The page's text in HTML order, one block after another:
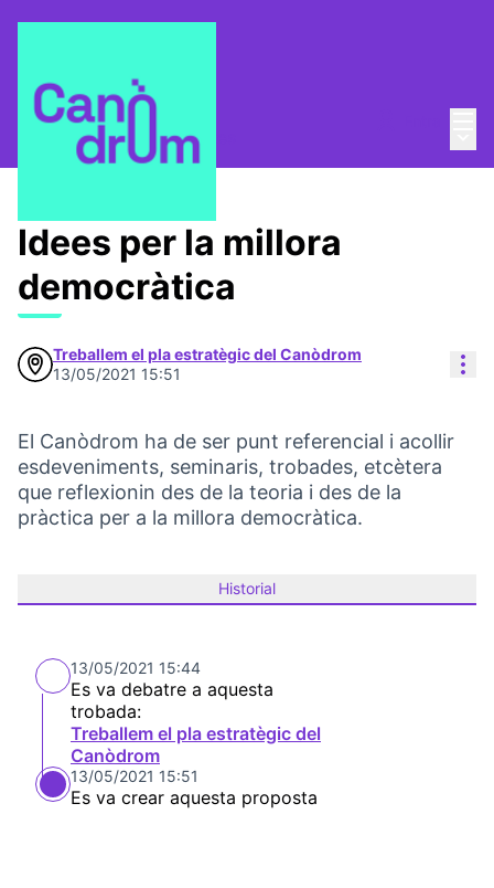
Pla Estratègic Propostes
Idees per la millora
democràtica
Treballem el pla estratègic del Canòdrom
13/05/2021 15:51
El Canòdrom ha de ser punt referencial i acollir
esdeveniments, seminaris, trobades, etcètera
que reflexionin des de la teoria i des de la
pràctica per a la millora democràtica.
Historial
13/05/2021 15:44
Es va debatre a aquesta
trobada:
Treballem el pla estratègic del
Canòdrom
13/05/2021 15:51
Es va crear aquesta proposta